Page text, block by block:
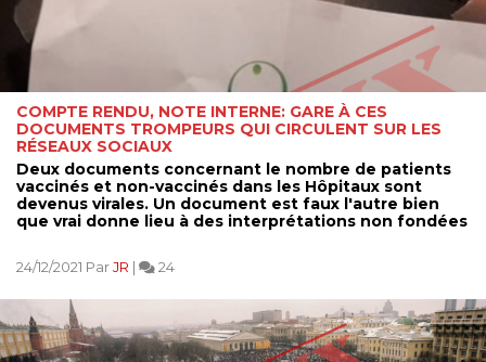
COMPTE RENDU, NOTE INTERNE: GARE À CES
DOCUMENTS TROMPEURS QUI CIRCULENT SUR LES
RÉSEAUX SOCIAUX
Deux documents concernant le nombre de patients
vaccinés et non-vaccinés dans les Hôpitaux sont
devenus virales. Un document est faux l'autre bien
que vrai donne lieu à des interprétations non fondées
24/12/2021 ParJR | 24